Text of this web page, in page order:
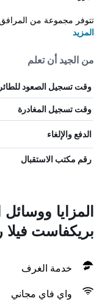
تتوفر مجموعة من
المزيد
من الجيد أن تعلم
وقت تسجيل الصعود
وقت تسجيل المغادرة
الدفع والإلغاء
رقم مكتب الاستقبال
المزايا
بريكفاست فيلا
خدمة الغرف
واي فاي مجاني